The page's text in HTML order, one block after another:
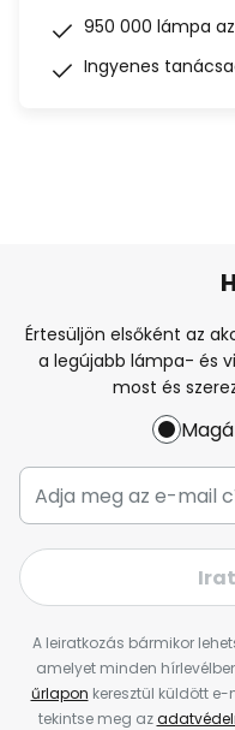
950 000 lámpa
Ingyenes
Értesüljön elsőként az
a legújabb lámpa- és
most és
A leiratkozás bármikor
amelyet minden
űrlapon keresztül küldött
tekintse meg az